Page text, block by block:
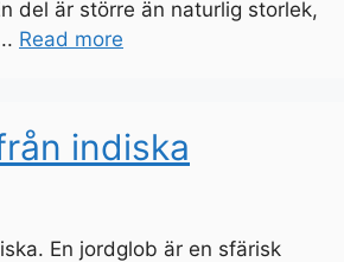
del är större än naturlig storlek,
Read more
indiska
En jordglob är en sfärisk